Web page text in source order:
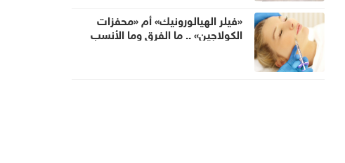
«فيلر الهيالورونيك» أم «محفزات
الكولاجين» .. ما الفرق وما الأنسب